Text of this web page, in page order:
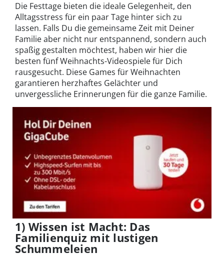
Die Festtage bieten die ideale Gelegenheit, den
Alltagsstress für ein paar Tage hinter sich zu
lassen. Falls Du die gemeinsame Zeit mit Deiner
Familie aber nicht nur entspannend, sondern auch
spaßig gestalten möchtest, haben wir hier die
besten fünf Weihnachts-Videospiele für Dich
rausgesucht. Diese Games für Weihnachten
garantieren herzhaftes Gelächter und
unvergessliche Erinnerungen für die ganze Familie.
1) Wissen ist Macht: Das
Familienquiz mit lustigen
Schummeleien